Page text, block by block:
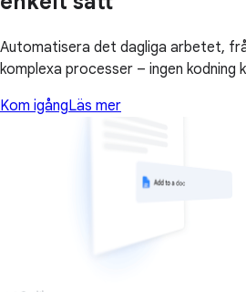
Automatisera det dagliga arbetet,
komplexa processer – ingen kodning
Kom igångLäs mer